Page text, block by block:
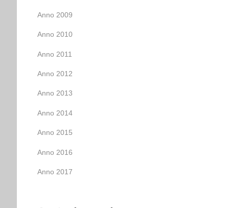
Anno 2009
Anno 2010
Anno 2011
Anno 2012
Anno 2013
Anno 2014
Anno 2015
Anno 2016
Anno 2017